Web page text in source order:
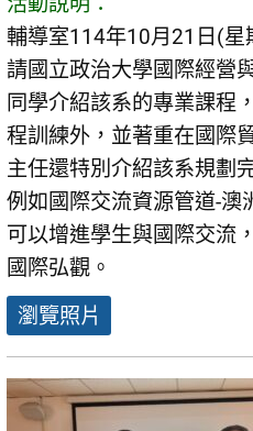
輔導室114年10月21日(
請國立政治大學國際經營
同學介紹該系的專業課程
程訓練外，並著重在國際
主任還特別介紹該系規劃
例如國際交流資源管道-澳
可以增進學生與國際交流
國際弘觀。
瀏覽照片